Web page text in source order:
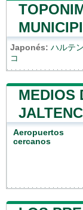
Japonés: ハルテン
コ
MEDIOS
Aeropuertos
cercanos